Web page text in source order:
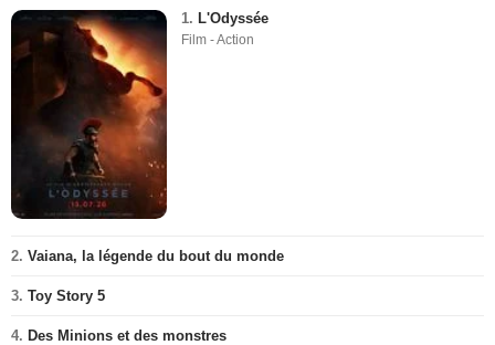
1. L'Odyssée
Film - Action
2. Vaiana, la légende du bout du monde
3. Toy Story 5
4. Des Minions et des monstres